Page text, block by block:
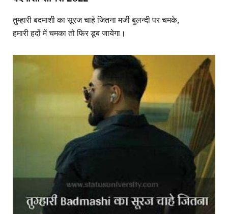
तुम्हारी बदमाशी का सूरज चाहे जितना मर्जी बुलन्दी पर चमके,
हमारी हदों में चमका तो फिर डूब जायेगा।